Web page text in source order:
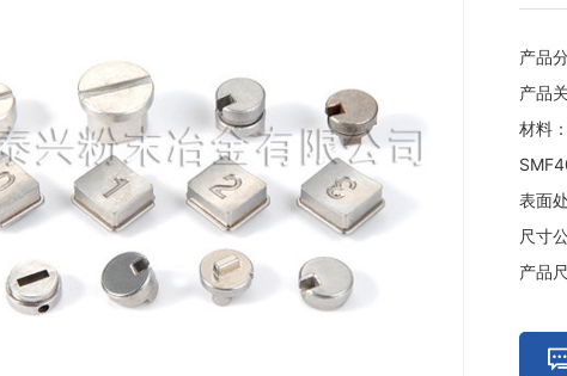
产品
产品
材料
表面
尺寸
产品